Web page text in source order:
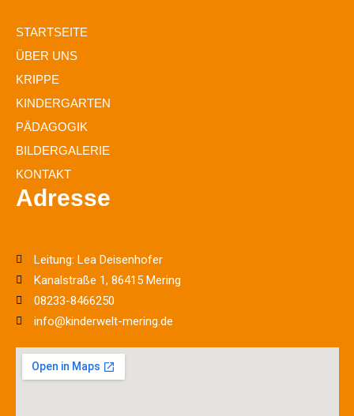
STARTSEITE
ÜBER UNS
KRIPPE
KINDERGARTEN
PÄDAGOGIK
BILDERGALERIE
KONTAKT
Adresse
Leitung: Lea Deisenhofer
Kanalstraße 1, 86415 Mering
08233-8466250
info@kinderwelt-mering.de